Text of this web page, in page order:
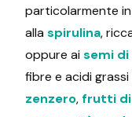
particolarmente
alla spirulina,
oppure ai semi di
fibre e acidi grassi
zenzero,frutti di